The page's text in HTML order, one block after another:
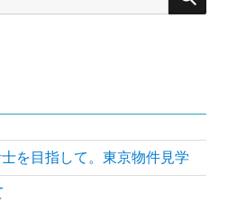
を目指して。東京物件見学